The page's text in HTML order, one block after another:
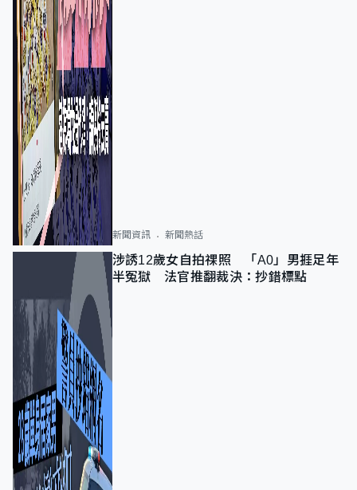
新聞資訊 新聞熱話
涉誘12歲女自拍祼照 「A0」男捱足年
半冤獄 法官推翻裁決：抄錯標點